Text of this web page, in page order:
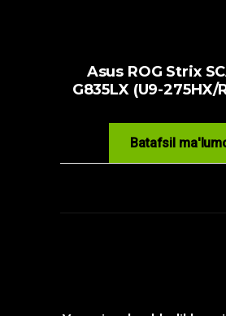
Asus ROG Strix
G835LX (U9-275HX/
Batafsil